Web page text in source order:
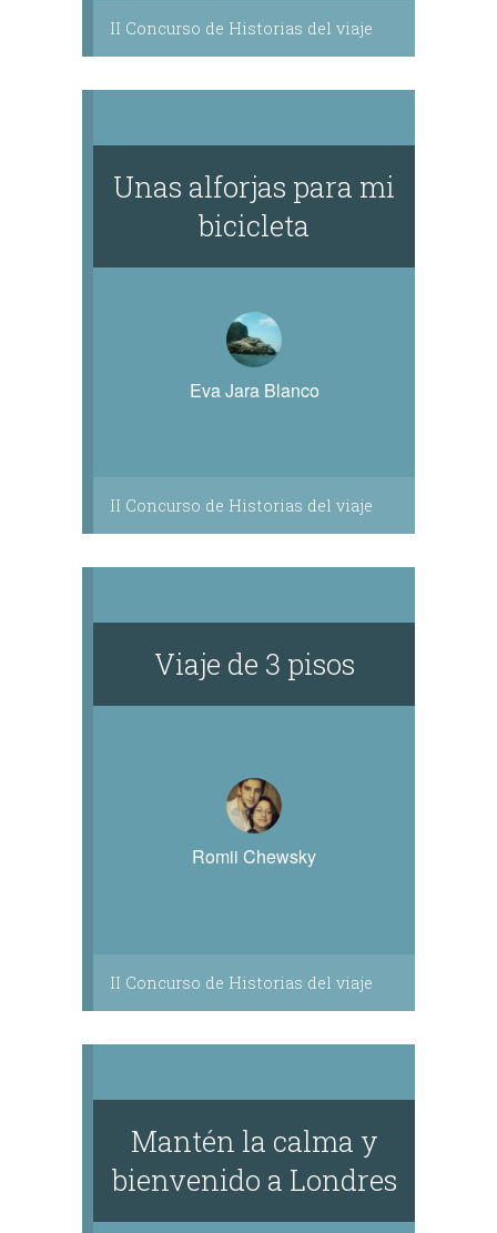
II Concurso de Historias del viaje
Unas alforjas para mi
bicicleta
Eva Jara Blanco
II Concurso de Historias del viaje
Viaje de 3 pisos
Romii Chewsky
II Concurso de Historias del viaje
Mantén la calma y
bienvenido a Londres